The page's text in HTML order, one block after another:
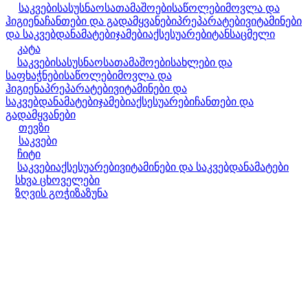
საკვებისასუსნაოსათამაშოებისაწოლებიმოვლა და
ჰიგიენაჩანთები და გადამყვანებიპრეპარატებივიტამინები
და საკვებდანამატებიჯამებიაქსესუარებიტანსაცმელი
კატა
საკვებისასუსნაოსათამაშოებისახლები და
საფხაჭნებისაწოლებიმოვლა და
ჰიგიენაპრეპარატებივიტამინები და
საკვებდანამატებიჯამებიაქსესუარებიჩანთები და
გადამყვანები
თევზი
საკვები
ჩიტი
საკვებიაქსესუარებივიტამინები და საკვებდანამატები
სხვა ცხოველები
ზღვის გოჭიზაზუნა